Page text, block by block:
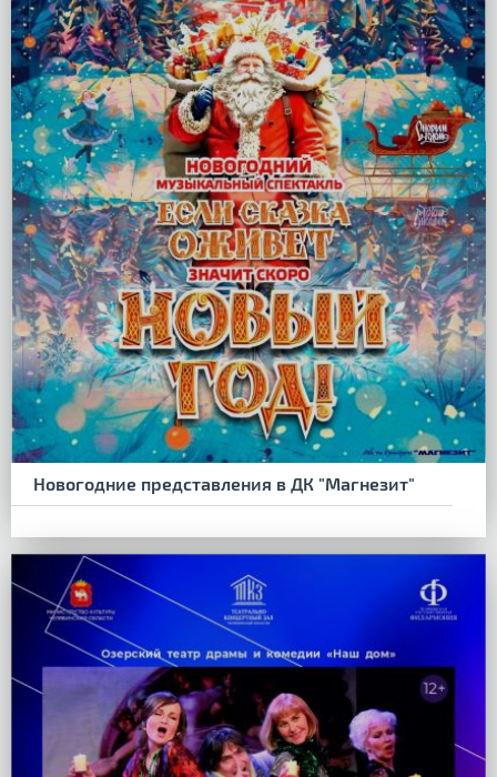
Новогодние представления в ДК "Магнезит"